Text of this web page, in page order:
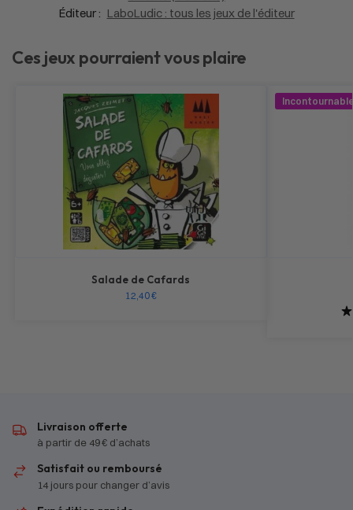
Éditeur : LaboLudic : tous les jeux de l'éditeur
Ces jeux pourraient vous plaire
Salade de Cafards
12,40€
Incontournable
Livraison offerte
à partir de 49 € d’achats
Satisfait ou remboursé
14 jours pour changer d’avis